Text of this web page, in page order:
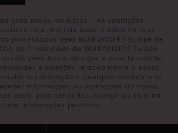
para novos membros - As condições
no e-mail de boas-vindas Os teus
processados pela BOARDRIDERS Europe de
de Privacidade da BOARDRIDERS Europe
produtos e serviços e para te manter
e coleções relativamente à nossa
anular a subscrição a qualquer momento se
informações ou promoções da nossa
pedir para consultar, corrigir ou eliminar
tuas informações pessoais.